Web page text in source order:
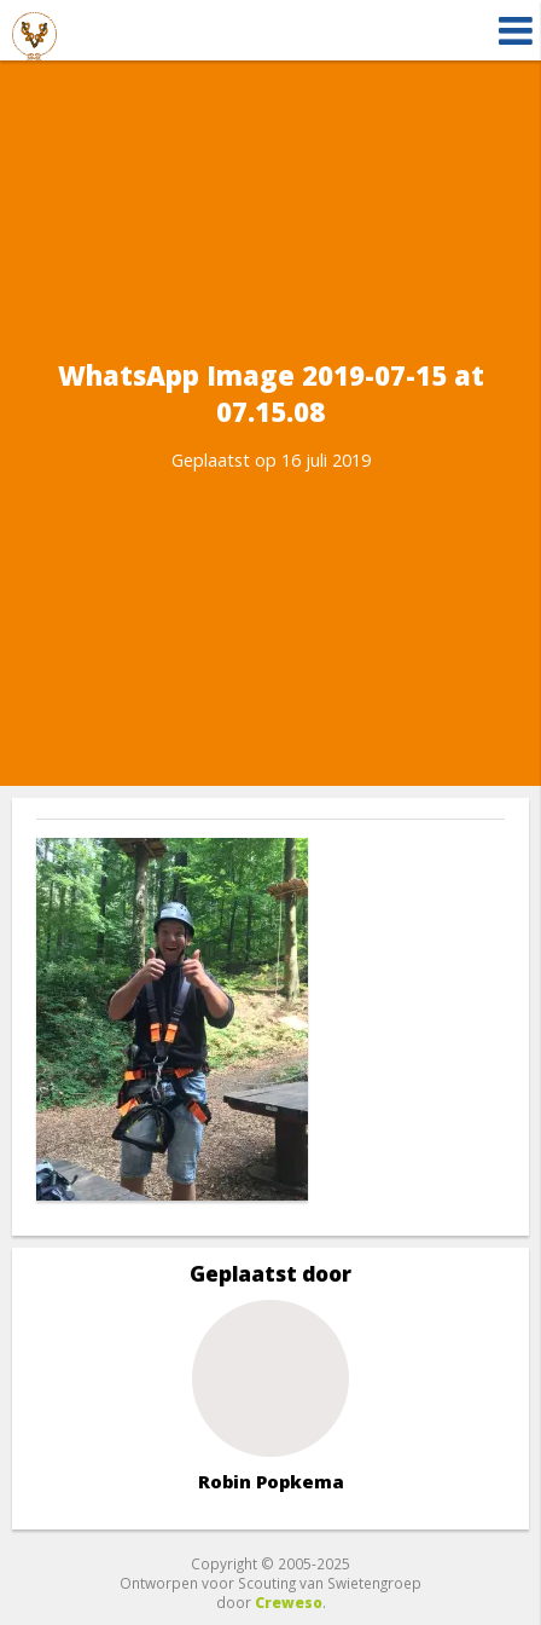
WhatsApp Image 2019-07-15 at
07.15.08
Geplaatst op 16 juli 2019
Geplaatst door
Robin Popkema
Copyright © 2005-2025
Ontworpen voor Scouting van Swietengroep
door Creweso.